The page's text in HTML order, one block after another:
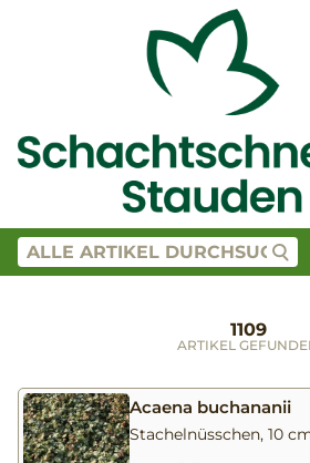
1109
ARTIKEL
Acaena buchananii
Stachelnüsschen, 10